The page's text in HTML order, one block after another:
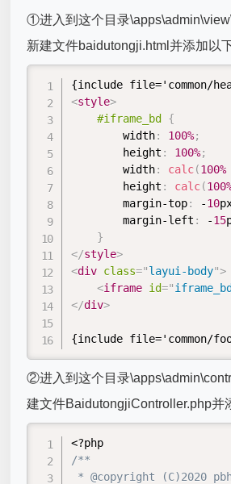
①进入到这个目录
新建文件baidutongji.html并添加以
<style>
#iframe_bd
{
width: 100%;
height : 100%;
width: calc(100%
height : calc(
margin-top: -10
margin-left : -15
}
</style>
<div class="layui-body">
<iframe id="iframe_bd
</div>
{include file='common/
②进入到这个目录
建文件BaidutongjiController.php并
<?php
/**
* @copyright (C)2020